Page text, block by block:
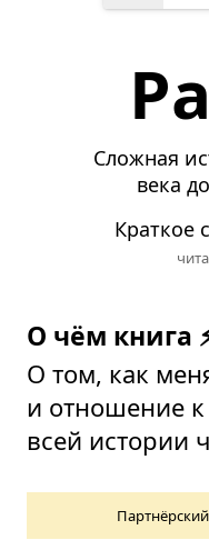
Сложная
века
Краткое
О чём книга
О том, как
и отношение
всей истории